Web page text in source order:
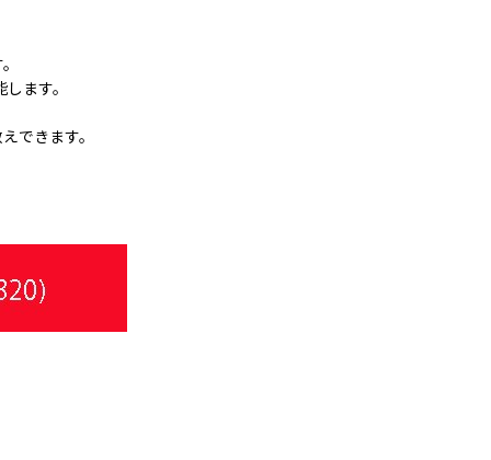
ます。
できます。